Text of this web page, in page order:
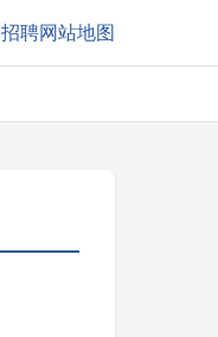
招聘网站地图